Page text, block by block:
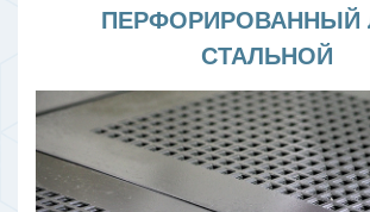
ПЕРФОРИРОВАННЫЙ
СТАЛЬНОЙ